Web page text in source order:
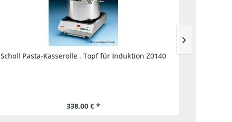
Scholl Pasta-Kasserolle , Topf für Induktion Z0140
338,00 € *